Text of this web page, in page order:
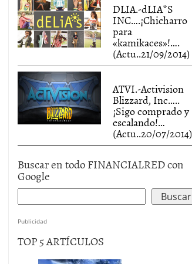
DLIA.-dLIA*S
INC….¡Chicharro
para
«kamikaces»!….
(Actu..21/09/2014)
ATVI.-Activision
Blizzard, Inc…..
¡Sigo comprado y
escalando!…
(Actu..20/07/2014)
Buscar en todo FINANCIALRED con
Google
Publicidad
TOP 5 ARTÍCULOS